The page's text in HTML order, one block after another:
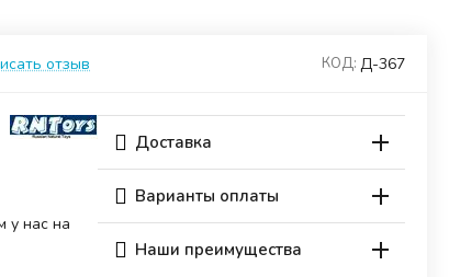
отзыв КОД: Д-367
у нас на
Доставка
Варианты оплаты
Наши преимущества